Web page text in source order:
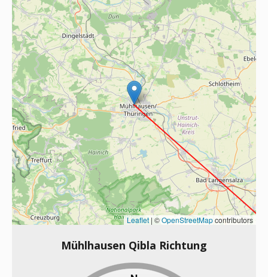
Leaflet | ©OpenStreetMapcontributors
Mühlhausen Qibla Richtung